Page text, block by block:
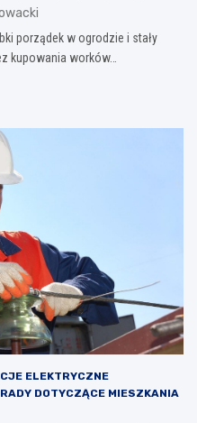
porządek w ogrodzie i stały
kupowania worków…
ELEKTRYCZNE
DOTYCZĄCE MIESZKANIA